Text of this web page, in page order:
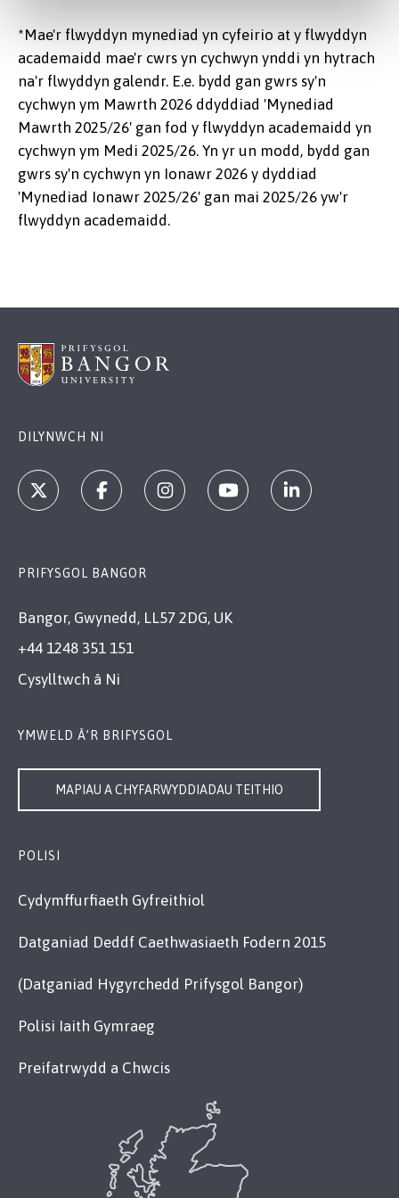
*Mae'r flwyddyn mynediad yn cyfeirio at y flwyddyn
academaidd mae'r cwrs yn cychwyn ynddi yn hytrach
na'r flwyddyn galendr. E.e. bydd gan gwrs sy'n
cychwyn ym Mawrth 2026 ddyddiad 'Mynediad
Mawrth 2025/26' gan fod y flwyddyn academaidd yn
cychwyn ym Medi 2025/26. Yn yr un modd, bydd gan
gwrs sy'n cychwyn yn Ionawr 2026 y dyddiad
'Mynediad Ionawr 2025/26' gan mai 2025/26 yw'r
flwyddyn academaidd.
DILYNWCH NI
PRIFYSGOL BANGOR
Bangor, Gwynedd, LL57 2DG, UK
+44 1248 351 151
Cysylltwch â Ni
YMWELD Â’R BRIFYSGOL
MAPIAU A CHYFARWYDDIADAU TEITHIO
POLISI
Cydymffurfiaeth Gyfreithiol
Datganiad Deddf Caethwasiaeth Fodern 2015
(Datganiad Hygyrchedd Prifysgol Bangor)
Polisi Iaith Gymraeg
Preifatrwydd a Chwcis